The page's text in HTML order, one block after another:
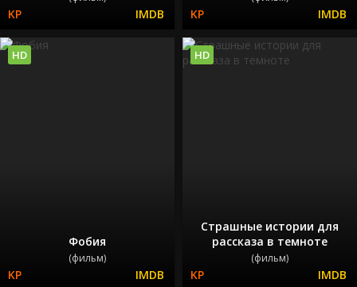
Фобия
(фильм)
HD
Страшные истории для
рассказа в темноте
(фильм)
HD